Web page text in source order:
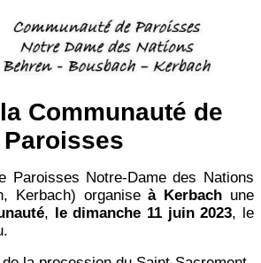
Communauté de
Paroisses
Paroisses Notre-Dame des Nations
Kerbach) organiseà Kerbach une
, le dimanche 11 juin 2023, le